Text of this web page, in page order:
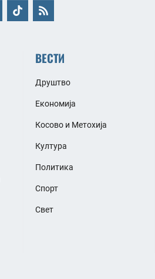
ВЕСТИ
Друштво
Економија
Косово и Метохија
Култура
Политика
Спорт
Свет